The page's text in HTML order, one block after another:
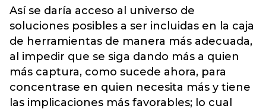
Así se daría acceso al universo de
soluciones posibles a ser incluidas en la caja
de herramientas de manera más adecuada,
al impedir que se siga dando más a quien
más captura, como sucede ahora, para
concentrase en quien necesita más y tiene
las implicaciones más favorables; lo cual